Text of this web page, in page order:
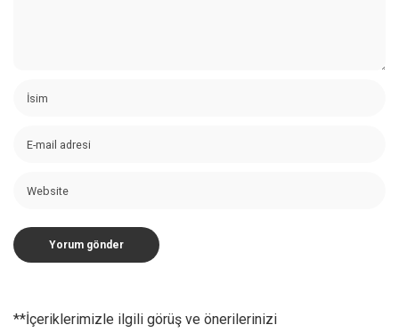
**İçeriklerimizle ilgili görüş ve önerilerinizi